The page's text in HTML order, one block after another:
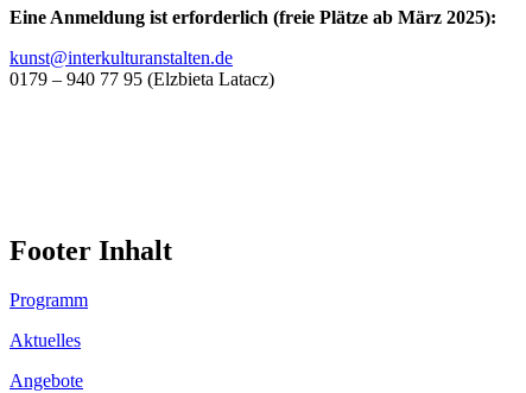
Eine Anmeldung ist erforderlich (freie Plätze ab März 2025):
kunst@interkulturanstalten.de
0179 – 940 77 95 (Elzbieta Latacz)
Footer Inhalt
Programm
Aktuelles
Angebote